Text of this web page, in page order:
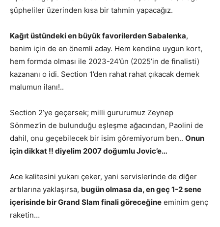
şüpheliler üzerinden kısa bir tahmin yapacağız.
Kağıt üstündeki en büyük favorilerden Sabalenka,
benim için de en önemli aday. Hem kendine uygun kort,
hem formda olması ile 2023-24’ün (2025’in de finalisti)
kazananı o idi. Section 1’den rahat rahat çıkacak demek
malumun ilanı!..
Section 2’ye geçersek; milli gururumuz Zeynep
Sönmez’in de bulunduğu eşleşme ağacından, Paolini de
dahil, onu geçebilecek bir isim göremiyorum ben.. Onun
için dikkat !! diyelim 2007 doğumlu Jovic’e…
Ace kalitesini yukarı çeker, yani servislerinde de diğer
artılarına yaklaşırsa, bugün olmasa da, en geç 1-2 sene
içerisinde bir Grand Slam finali göreceğine eminim genç
raketin…